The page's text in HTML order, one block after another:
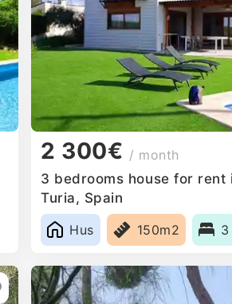
2 300€ / month
3 bedrooms house for rent
Turia, Spain
Hus
150m2 3